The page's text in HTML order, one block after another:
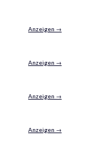
Anzeigen →
Anzeigen →
Anzeigen →
Anzeigen →